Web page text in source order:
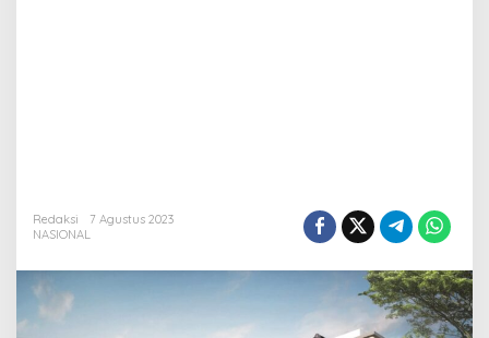
Redaksi
7 Agustus 2023
NASIONAL